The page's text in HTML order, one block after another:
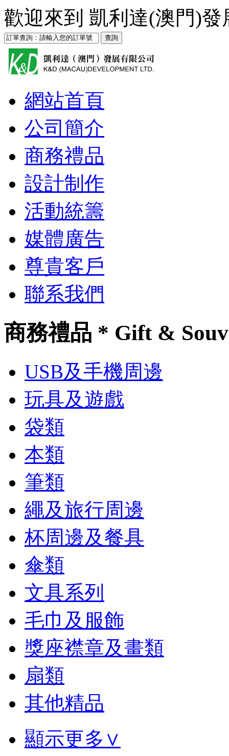
歡迎來到 凱利達(澳門)發
網站首頁
公司簡介
商務禮品
設計制作
活動統籌
媒體廣告
尊貴客戶
聯系我們
商務禮品 * Gift &
USB及手機周邊
玩具及遊戲
袋類
本類
筆類
繩及旅行周邊
杯周邊及餐具
傘類
文具系列
毛巾及服飾
獎座襟章及畫類
扇類
其他精品
顯示更多∨